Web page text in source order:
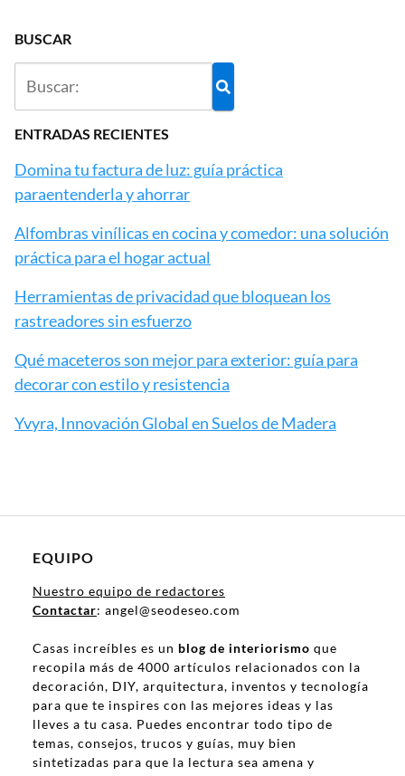
BUSCAR
ENTRADAS RECIENTES
Domina tu factura de luz: guía práctica
paraentenderla y ahorrar
Alfombras vinílicas en cocina y comedor: una solución
práctica para el hogar actual
Herramientas de privacidad que bloquean los
rastreadores sin esfuerzo
Qué maceteros son mejor para exterior: guía para
decorar con estilo y resistencia
Yvyra, Innovación Global en Suelos de Madera
EQUIPO
Nuestro equipo de redactores
Contactar: angel@seodeseo.com
Casas increíbles es un blog de interiorismo que
recopila más de 4000 artículos relacionados con la
decoración, DIY, arquitectura, inventos y tecnología
para que te inspires con las mejores ideas y las
lleves a tu casa. Puedes encontrar todo tipo de
temas, consejos, trucos y guías, muy bien
sintetizadas para que la lectura sea amena y